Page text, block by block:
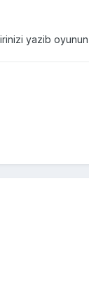
yazib